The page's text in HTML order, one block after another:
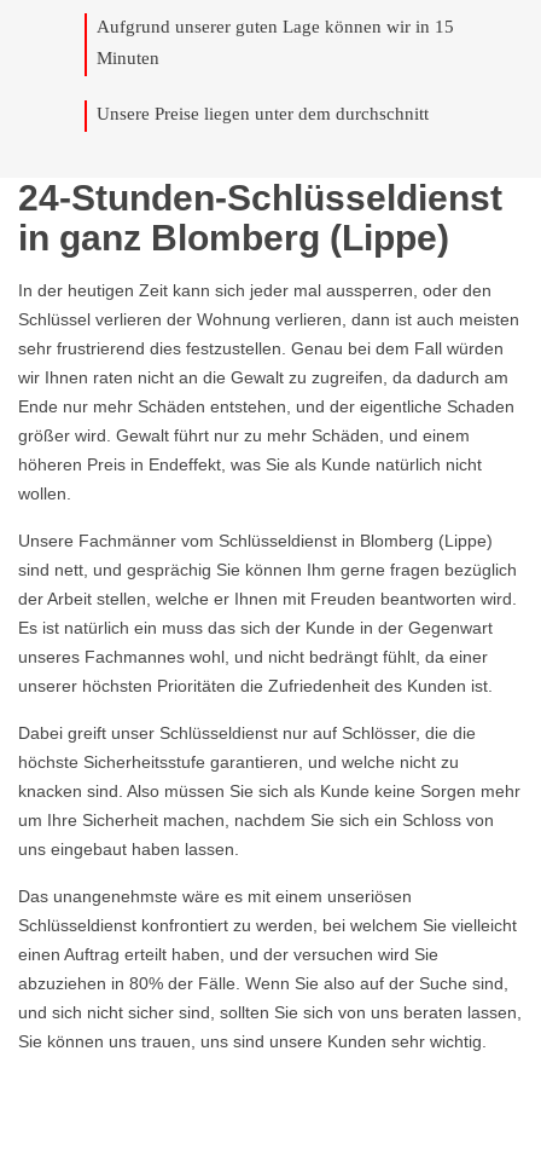
Aufgrund unserer guten Lage können wir in 15
Minuten
Unsere Preise liegen unter dem durchschnitt
24-Stunden-Schlüsseldienst
in ganz Blomberg (Lippe)
In der heutigen Zeit kann sich jeder mal aussperren, oder den
Schlüssel verlieren der Wohnung verlieren, dann ist auch meisten
sehr frustrierend dies festzustellen. Genau bei dem Fall würden
wir Ihnen raten nicht an die Gewalt zu zugreifen, da dadurch am
Ende nur mehr Schäden entstehen, und der eigentliche Schaden
größer wird. Gewalt führt nur zu mehr Schäden, und einem
höheren Preis in Endeffekt, was Sie als Kunde natürlich nicht
wollen.
Unsere Fachmänner vom Schlüsseldienst in Blomberg (Lippe)
sind nett, und gesprächig Sie können Ihm gerne fragen bezüglich
der Arbeit stellen, welche er Ihnen mit Freuden beantworten wird.
Es ist natürlich ein muss das sich der Kunde in der Gegenwart
unseres Fachmannes wohl, und nicht bedrängt fühlt, da einer
unserer höchsten Prioritäten die Zufriedenheit des Kunden ist.
Dabei greift unser Schlüsseldienst nur auf Schlösser, die die
höchste Sicherheitsstufe garantieren, und welche nicht zu
knacken sind. Also müssen Sie sich als Kunde keine Sorgen mehr
um Ihre Sicherheit machen, nachdem Sie sich ein Schloss von
uns eingebaut haben lassen.
Das unangenehmste wäre es mit einem unseriösen
Schlüsseldienst konfrontiert zu werden, bei welchem Sie vielleicht
einen Auftrag erteilt haben, und der versuchen wird Sie
abzuziehen in 80% der Fälle. Wenn Sie also auf der Suche sind,
und sich nicht sicher sind, sollten Sie sich von uns beraten lassen,
Sie können uns trauen, uns sind unsere Kunden sehr wichtig.